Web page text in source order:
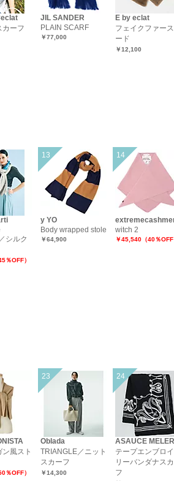
カーフ
JIL SANDER
PLAIN SCARF
￥77,000
E by eclat
フェイクファー
ード
￥12,100
シルク
％OFF）
y YO
Body wrapped stole
￥64,900
witch 2
￥45,540（40％OFF
風スト
％OFF）
Oblada
TRIANGLE／ニット
スカーフ
￥14,300
ASAUCE MELER
テープエンブロ
リーバンダナス
フ